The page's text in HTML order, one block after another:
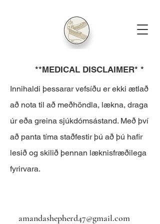
**MEDICAL DISCLAIMER* *
Innihaldi þessarar vefsíðu er ekki ætlað
að nota til að meðhöndla, lækna, draga
úr eða greina sjúkdómsástand. Með því
að panta tíma staðfestir þú að þú hafir
lesið og skilið þennan læknisfræðilega
fyrirvara.
amandashepherd47@gmail.com